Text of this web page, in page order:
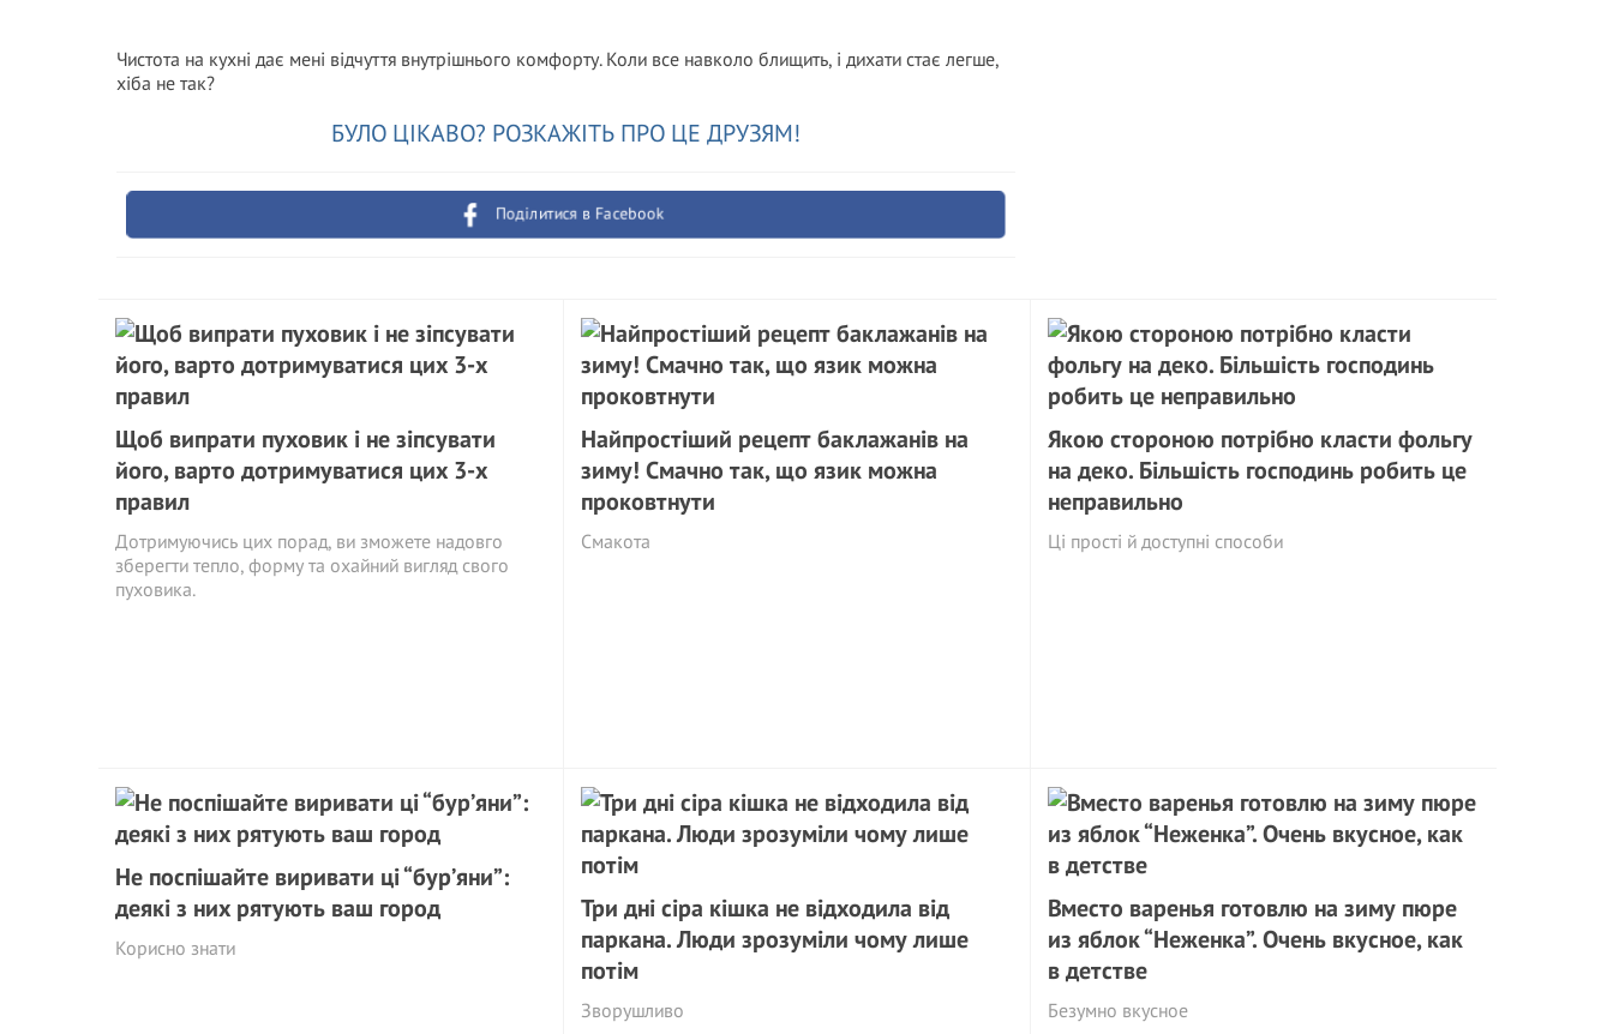
Чистота на кухні дає мені відчуття внутрішнього комфорту. Коли все навколо блищить, і дихати стає легше,
хіба не так?
БУЛО ЦІКАВО? РОЗКАЖІТЬ ПРО ЦЕ ДРУЗЯМ!
Поділитися в Facebook
Щоб випрати пуховик і не зіпсувати
його, варто дотримуватися цих 3-х
правил
Дотримуючись цих порад, ви зможете надовго
зберегти тепло, форму та охайний вигляд свого
пуховика.
Найпростіший рецепт баклажанів на
зиму! Смачно так, що язик можна
проковтнути
Смакота
Якою стороною потрібно класти фольгу
на деко. Більшість господинь робить це
неправильно
Ці прості й доступні способи
Не поспішайте виривати ці “бур’яни”:
деякі з них рятують ваш город
Корисно знати
Три дні сіра кішка не відходила від
паркана. Люди зрозуміли чому лише
потім
Зворушливо
Вместо варенья готовлю на зиму пюре
из яблок “Неженка”. Очень вкусное, как
в детстве
Безумно вкусное